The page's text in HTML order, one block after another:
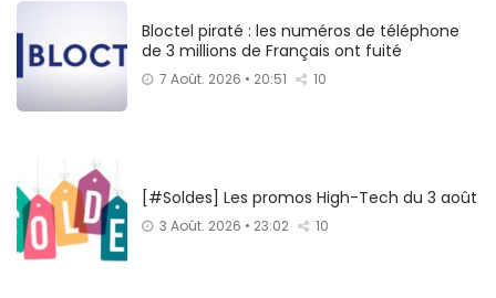
Bloctel piraté : les numéros de téléphone
de 3 millions de Français ont fuité
7 Août. 2026 • 20:51 10
[#Soldes] Les promos High-Tech du 3 août
3 Août. 2026 • 23:02 10